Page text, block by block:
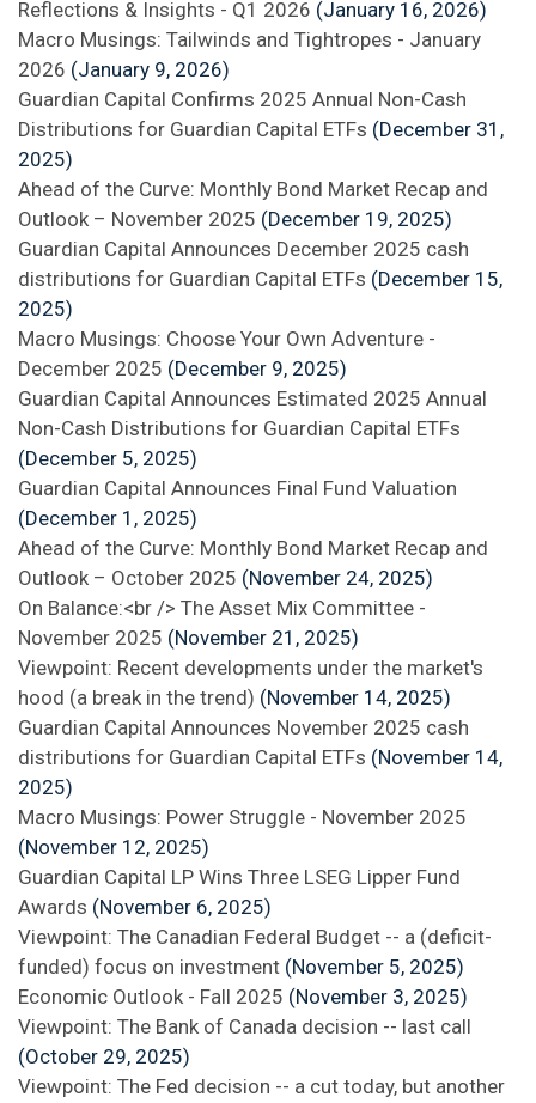
Reflections & Insights - Q1 2026 (January 16, 2026)
Macro Musings: Tailwinds and Tightropes - January
2026 (January 9, 2026)
Guardian Capital Confirms 2025 Annual Non-Cash
Distributions for Guardian Capital ETFs (December 31,
2025)
Ahead of the Curve: Monthly Bond Market Recap and
Outlook – November 2025 (December 19, 2025)
Guardian Capital Announces December 2025 cash
distributions for Guardian Capital ETFs (December 15,
2025)
Macro Musings: Choose Your Own Adventure -
December 2025 (December 9, 2025)
Guardian Capital Announces Estimated 2025 Annual
Non-Cash Distributions for Guardian Capital ETFs
(December 5, 2025)
Guardian Capital Announces Final Fund Valuation
(December 1, 2025)
Ahead of the Curve: Monthly Bond Market Recap and
Outlook – October 2025 (November 24, 2025)
On Balance:<br /> The Asset Mix Committee -
November 2025 (November 21, 2025)
Viewpoint: Recent developments under the market's
hood (a break in the trend) (November 14, 2025)
Guardian Capital Announces November 2025 cash
distributions for Guardian Capital ETFs (November 14,
2025)
Macro Musings: Power Struggle - November 2025
(November 12, 2025)
Guardian Capital LP Wins Three LSEG Lipper Fund
Awards (November 6, 2025)
Viewpoint: The Canadian Federal Budget -- a (deficit-
funded) focus on investment (November 5, 2025)
Economic Outlook - Fall 2025 (November 3, 2025)
Viewpoint: The Bank of Canada decision -- last call
(October 29, 2025)
Viewpoint: The Fed decision -- a cut today, but another